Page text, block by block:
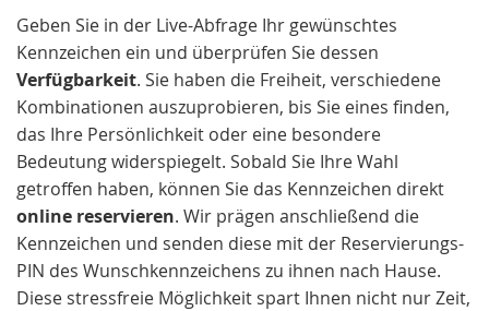
Geben Sie in der Live-Abfrage Ihr gewünschtes
Kennzeichen ein und überprüfen Sie dessen
Verfügbarkeit. Sie haben die Freiheit, verschiedene
Kombinationen auszuprobieren, bis Sie eines finden,
das Ihre Persönlichkeit oder eine besondere
Bedeutung widerspiegelt. Sobald Sie Ihre Wahl
getroffen haben, können Sie das Kennzeichen direkt
online reservieren. Wir prägen anschließend die
Kennzeichen und senden diese mit der Reservierungs-
PIN des Wunschkennzeichens zu ihnen nach Hause.
Diese stressfreie Möglichkeit spart Ihnen nicht nur Zeit,